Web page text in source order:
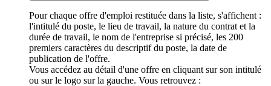
Pour chaque offre d'emploi restituée dans la liste, s'affichent :
l'intitulé du poste, le lieu de travail, la nature du contrat et la
durée de travail, le nom de l'entreprise si précisé, les 200
premiers caractères du descriptif du poste, la date de
publication de l'offre.
Vous accédez au détail d'une offre en cliquant sur son intitulé
ou sur le logo sur la gauche. Vous retrouvez :